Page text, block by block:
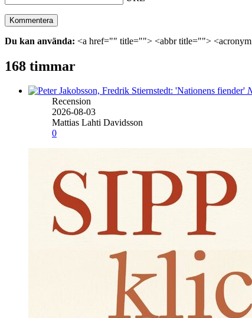
Du kan använda: <a href="" title=""> <abbr title="">
168 timmar
Recension
2026-08-03
Mattias Lahti Davidsson
0